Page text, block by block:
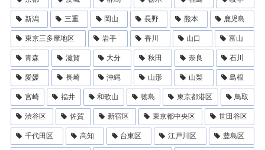
新潟 三重 岡山 長野 熊本 鹿児島
東京三多摩地区 岩手 香川 山口 富山
青森 滋賀 大分 秋田 奈良 石川
愛媛 長崎 沖縄 山形 山梨 島根
宮崎 福井 和歌山 徳島 東京都港区 鳥取
渋谷区 佐賀 新宿区 東京都中央区 世田谷区
千代田区 高知 台東区 江戸川区 豊島区